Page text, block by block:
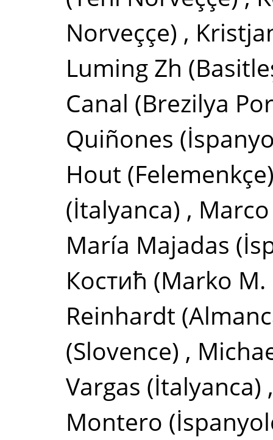
Norveççe) ,
Luming Zh
Canal (Brezilya
Quiñones
Hout
(İtalyanca) ,
María Majadas
Костић (Marko M.
Reinhardt
(Slovence) ,
Vargas (İtalyanca)
Montero